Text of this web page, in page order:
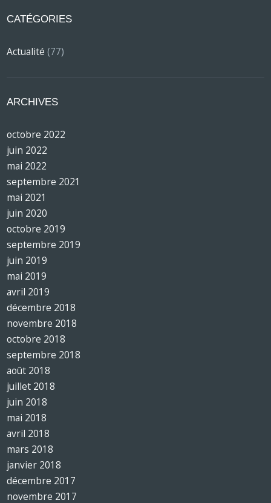
CATÉGORIES
Actualité (77)
ARCHIVES
octobre 2022
juin 2022
mai 2022
septembre 2021
mai 2021
juin 2020
octobre 2019
septembre 2019
juin 2019
mai 2019
avril 2019
décembre 2018
novembre 2018
octobre 2018
septembre 2018
août 2018
juillet 2018
juin 2018
mai 2018
avril 2018
mars 2018
janvier 2018
décembre 2017
novembre 2017